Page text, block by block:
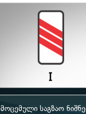
მოცემული საგზაო